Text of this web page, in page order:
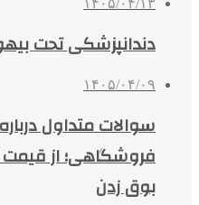
دندانپزشکی تحت
۱۴۰۵/۰۴/۰۹
سوالات متداول
فروشگاهی؛ از
بوق زدن